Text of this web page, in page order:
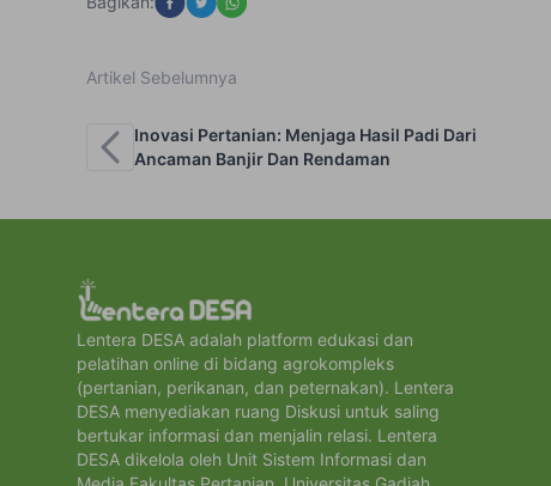
Artikel Sebelumnya
Inovasi Pertanian: Menjaga Hasil Padi Dari
Ancaman Banjir Dan Rendaman
Lentera DESA adalah platform edukasi dan
pelatihan online di bidang agrokompleks
(pertanian, perikanan, dan peternakan). Lentera
DESA menyediakan ruang Diskusi untuk saling
bertukar informasi dan menjalin relasi. Lentera
DESA dikelola oleh Unit Sistem Informasi dan